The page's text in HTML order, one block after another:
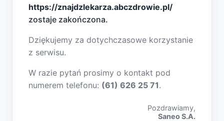
https://znajdzlekarza.abczdrowie.pl/
zostaje zakończona.
Dziękujemy za dotychczasowe korzystanie
z serwisu.
W razie pytań prosimy o kontakt pod
numerem telefonu: (61) 626 25 71.
Pozdrawiamy,
Saneo S.A.